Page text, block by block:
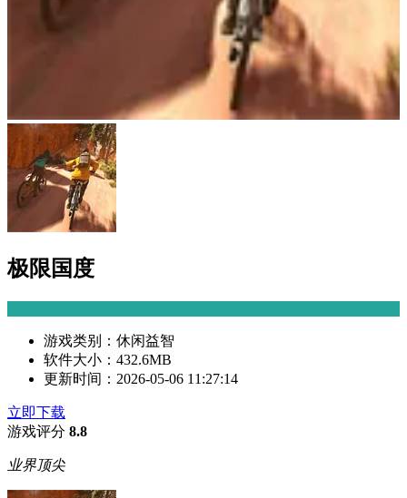
极限国度
游戏类别： 休闲益智
软件大小： 432.6MB
更新时间： 2026-05-06 11:27:14
立即下载
游戏评分 8.8
业界顶尖